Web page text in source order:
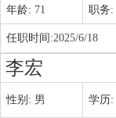
年龄: 71 职务:
任职时间:2025/6/18
李宏
性别: 男 学历: